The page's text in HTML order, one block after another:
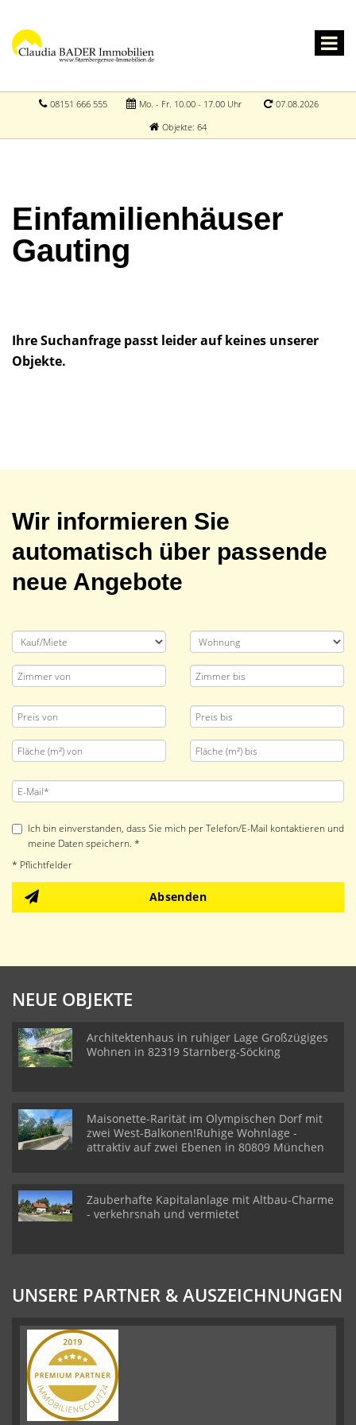
08151 666 555 Mo. - Fr. 10.00 - 17.00 Uhr
07.08.2026
Objekte: 64
Einfamilienhäuser
Gauting
Ihre Suchanfrage passt leider auf keines unserer
Objekte.
Wir informieren Sie
automatisch über passende
neue Angebote
Ich bin einverstanden, dass Sie mich per Telefon/E-Mail kontaktieren und
meine Daten speichern. *
* Pflichtfelder
Absenden
NEUE OBJEKTE
Architektenhaus in ruhiger Lage Großzügiges
Wohnen in 82319 Starnberg-Söcking
Maisonette-Rarität im Olympischen Dorf mit
zwei West-Balkonen!Ruhige Wohnlage -
attraktiv auf zwei Ebenen in 80809 München
Zauberhafte Kapitalanlage mit Altbau-Charme
- verkehrsnah und vermietet
UNSERE PARTNER & AUSZEICHNUNGEN